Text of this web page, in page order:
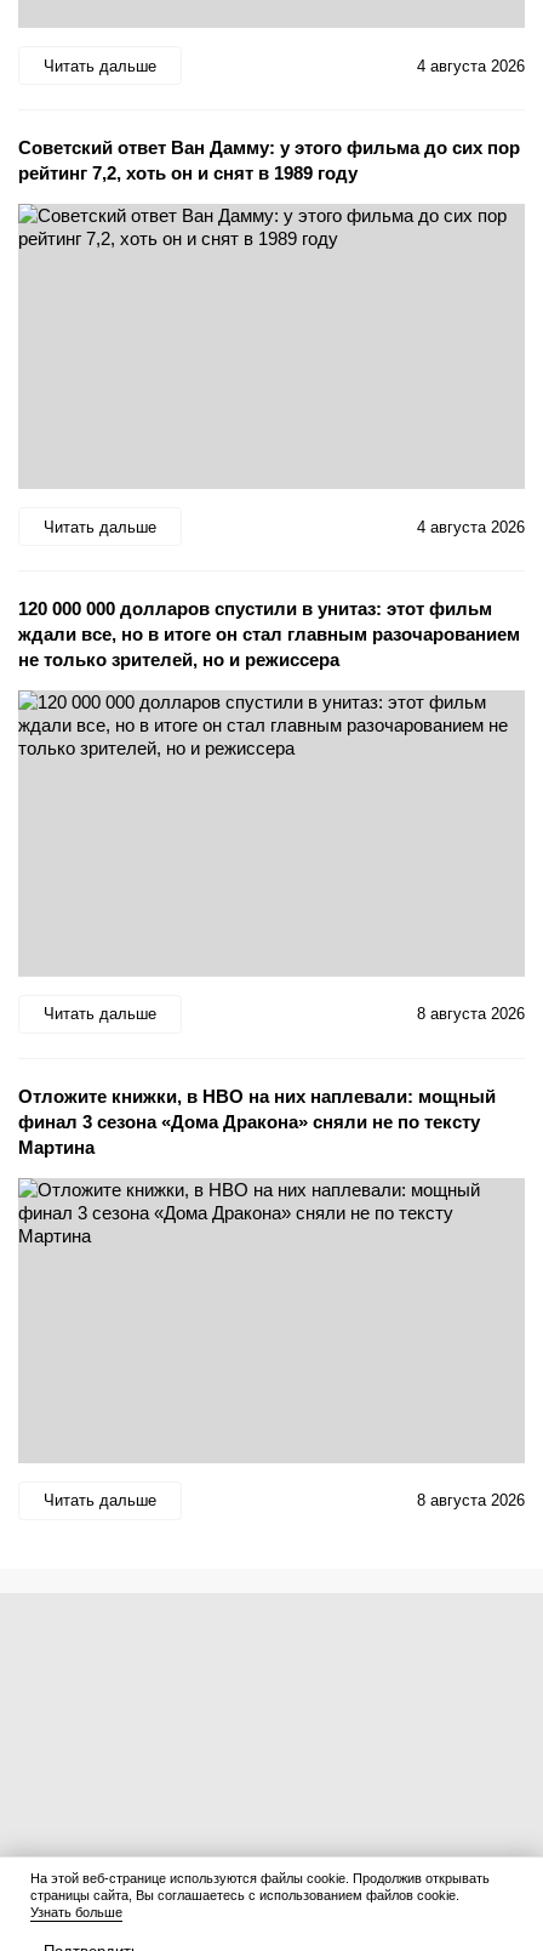
Читать дальше 4 августа 2026
Советский ответ Ван Дамму: у этого фильма до сих пор
рейтинг 7,2, хоть он и снят в 1989 году
Читать дальше 4 августа 2026
120 000 000 долларов спустили в унитаз: этот фильм
ждали все, но в итоге он стал главным разочарованием
не только зрителей, но и режиссера
Читать дальше 8 августа 2026
Отложите книжки, в HBO на них наплевали: мощный
финал 3 сезона «Дома Дракона» сняли не по тексту
Мартина
Читать дальше 8 августа 2026
На этой веб-странице используются файлы cookie. Продолжив открывать
страницы сайта, Вы соглашаетесь с использованием файлов cookie.
Узнать больше